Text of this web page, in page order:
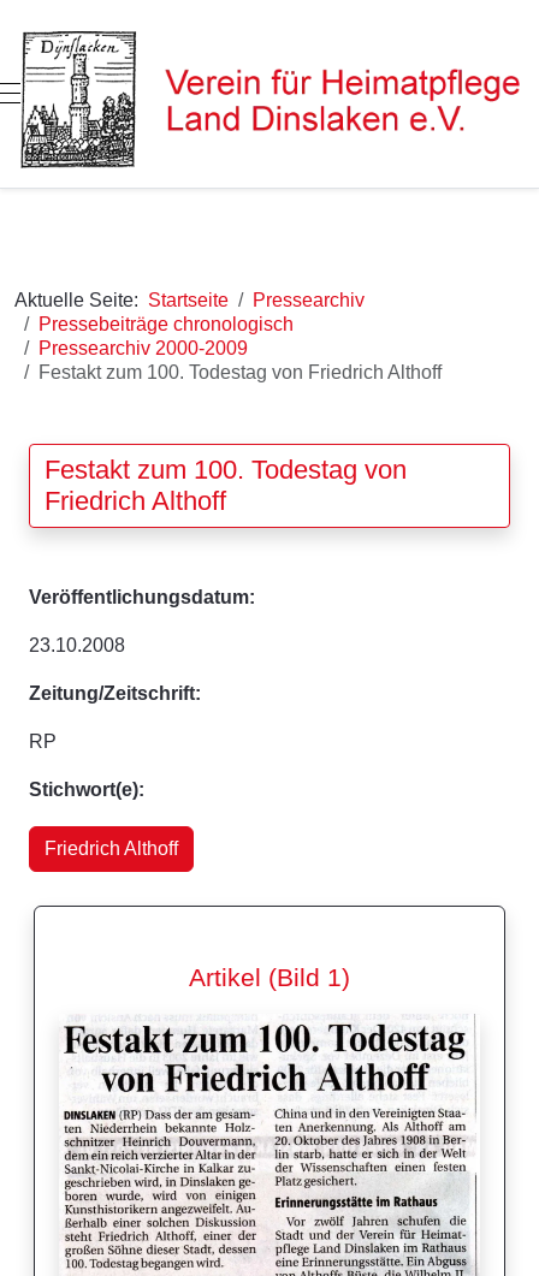
Mobile Menu Toggle
Aktuelle Seite: Startseite
Pressearchiv
Pressebeiträge chronologisch
Pressearchiv 2000-2009
Festakt zum 100. Todestag von Friedrich Althoff
Festakt zum 100. Todestag von
Friedrich Althoff
Veröffentlichungsdatum:
23.10.2008
Zeitung/Zeitschrift:
RP
Stichwort(e):
Friedrich Althoff
Artikel (Bild 1)